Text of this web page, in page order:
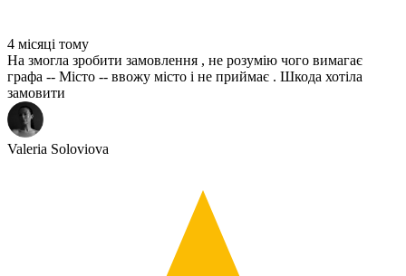
4 місяці тому
На змогла зробити замовлення , не розумію чого вимагає
графа -- Місто -- ввожу місто і не приймає . Шкода хотіла
замовити
Valeria Soloviova